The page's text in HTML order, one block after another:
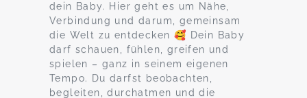
dein Baby. Hier geht es um Nähe,
Verbindung und darum, gemeinsam
die Welt zu entdecken 🥰 Dein Baby
darf schauen, fühlen, greifen und
spielen – ganz in seinem eigenen
Tempo. Du darfst beobachten,
begleiten, durchatmen und die